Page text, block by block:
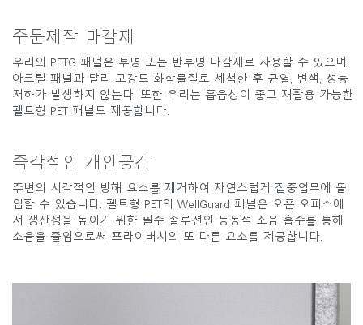
로그인 회원가입
회원가입
Box
주문제작 마감재
우리의 PETG 패널은 투명 또는 반투명 마감재로 사용할 수 있으며,
아크릴 패널과 달리 고강도 화학물질로 세척한 후 균열, 변색, 성능
저하가 발생하지 않는다. 또한 우리는 흡음성이 좋고 재활용 가능한
펠트형 PET 패널도 제공합니다.
즉각적인 개인공간
주변의 시각적인 방해 요소를 제거하여 자연스럽게 집중업무에 돌
입할 수 있습니다. 펠트형 PET의 WellGuard 패널은 오픈 오피스에
서 생산성을 높이기 위한 필수 솔루션인 능동적 소음 흡수를 통해
소음을 줄임으로써 프라이버시의 또 다른 요소를 제공합니다.